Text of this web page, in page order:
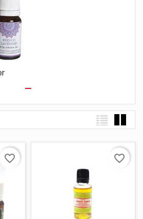
favorite_border favorite_border